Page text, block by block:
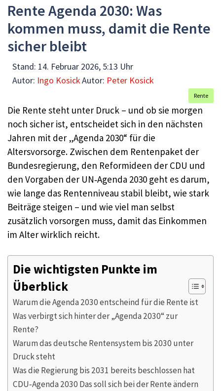
Rente Agenda 2030: Was
kommen muss, damit die Rente
sicher bleibt
Stand: 14. Februar 2026, 5:13 Uhr
Autor: Ingo KosickAutor: Peter Kosick
Rente
Die Rente steht unter Druck – und ob sie morgen
noch sicher ist, entscheidet sich in den nächsten
Jahren mit der „Agenda 2030“ für die
Altersvorsorge. Zwischen dem Rentenpaket der
Bundesregierung, den Reformideen der CDU und
den Vorgaben der UN‑Agenda 2030 geht es darum,
wie lange das Rentenniveau stabil bleibt, wie stark
Beiträge steigen – und wie viel man selbst
zusätzlich vorsorgen muss, damit das Einkommen
im Alter wirklich reicht.
Die wichtigsten Punkte im
Überblick
Warum die Agenda 2030 entscheind für die Rente ist
Was verbirgt sich hinter der „Agenda 2030“ zur
Rente?
Warum das deutsche Rentensystem bis 2030 unter
Druck steht
Was die Regierung bis 2031 bereits beschlossen hat
CDU‑Agenda 2030 Das soll sich bei der Rente ändern